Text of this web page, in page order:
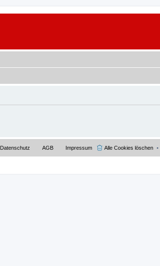
Alle Cookies löschen
Impressum
AGB
Datenschutz